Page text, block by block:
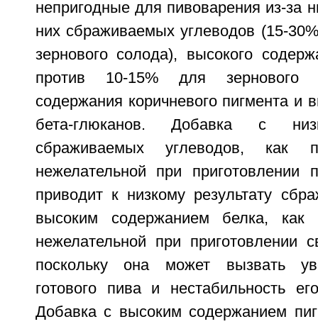
непригодные для пивоварения из-за
них сбраживаемых углеводов (15-
зернового солода), высокого
против 10-15% для зернового
содержания коричневого пигмента и
бета-глюканов. Добавка с
сбраживаемых углеводов, как
нежелательной при приготовлении
приводит к низкому результату
высоким содержанием белка, как
нежелательной при приготовлении
поскольку она может вызвать
готового пива и нестабильность
Добавка с высоким содержанием